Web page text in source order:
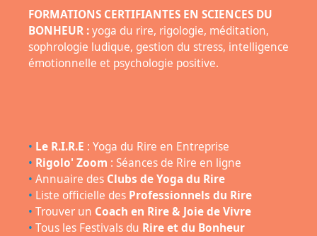
FORMATIONS CERTIFIANTES EN SCIENCES DU
BONHEUR :yoga du rire, rigologie, méditation,
sophrologie ludique, gestion du stress, intelligence
émotionnelle et psychologie positive.
• Le R.I.R.E : Yoga du Rire en Entreprise
• Rigolo' Zoom : Séances de Rire en ligne
• Annuaire des Clubs de Yoga du Rire
• Liste officielle des Professionnels du Rire
• Trouver un Coach en Rire & Joie de Vivre
• Tous les Festivals du Rire et du Bonheur